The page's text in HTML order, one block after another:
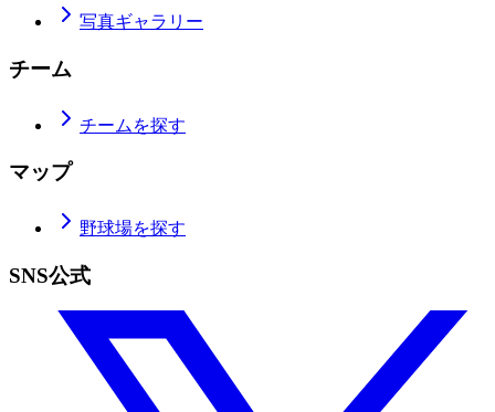
写真ギャラリー
チーム
チームを探す
マップ
野球場を探す
SNS公式